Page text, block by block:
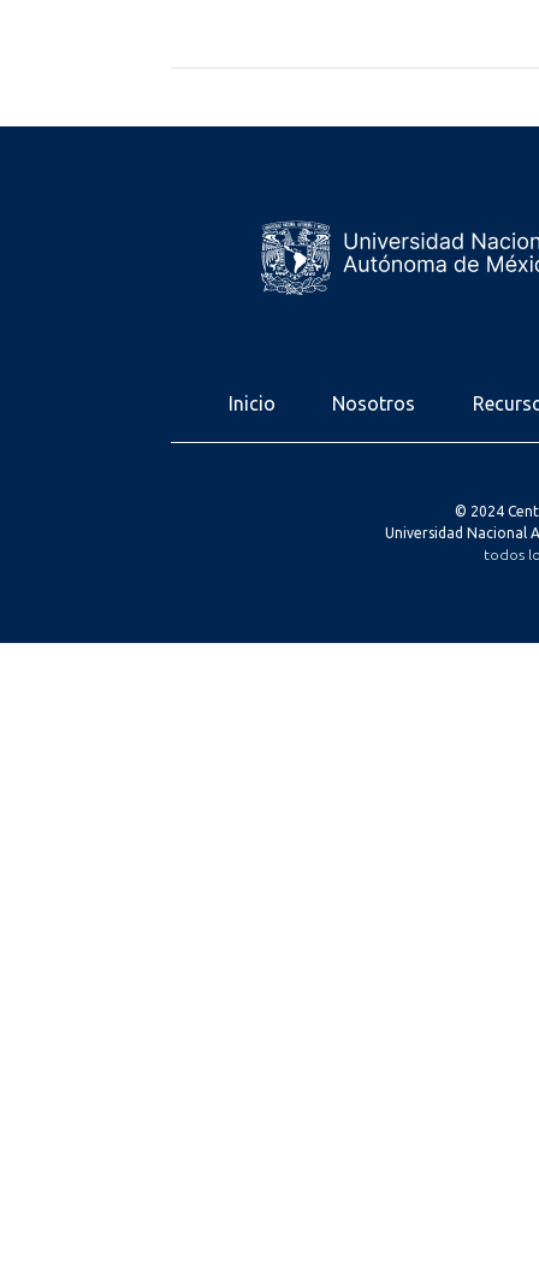
Inicio Nosotros
© 2024
Universidad Nacional
todos